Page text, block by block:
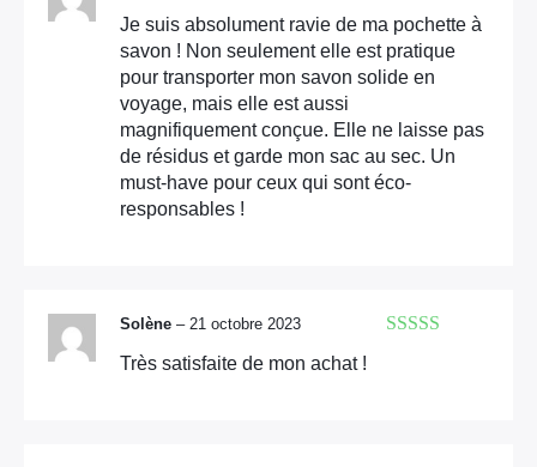
sur 5
Je suis absolument ravie de ma pochette à
savon ! Non seulement elle est pratique
pour transporter mon savon solide en
voyage, mais elle est aussi
magnifiquement conçue. Elle ne laisse pas
de résidus et garde mon sac au sec. Un
must-have pour ceux qui sont éco-
responsables !
Solène – 21 octobre 2023
Très satisfaite de mon achat !